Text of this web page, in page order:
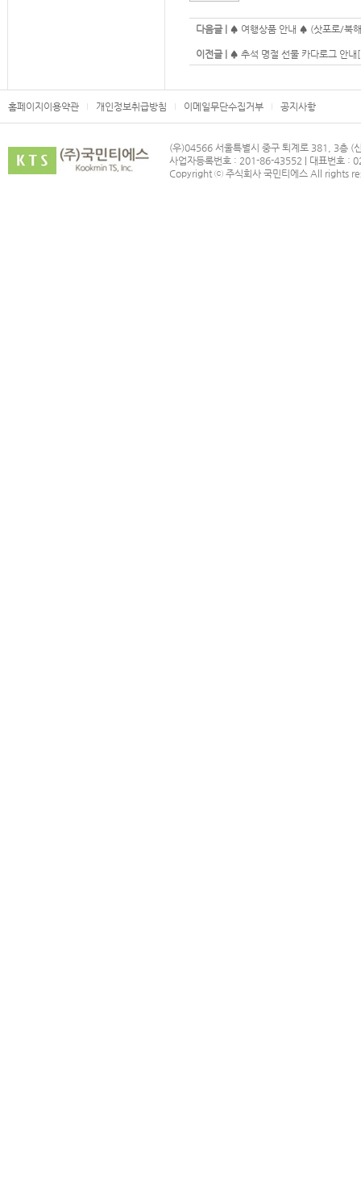
다음글 | ♠ 여행상품 안내 ♠ (삿포로/북
이전글 | ♠ 추석 명절 선물 카다로그 안
홈페이지이용약관 개인정보취급방침 이메일무단수집거부 공지사항
(우)04566 서울특별시 중구 퇴계로 381, 3층 (
사업자등록번호 : 201-86-43552 | 대표번호 :
Copyright ⓒ 주식회사 국민티에스 All rights